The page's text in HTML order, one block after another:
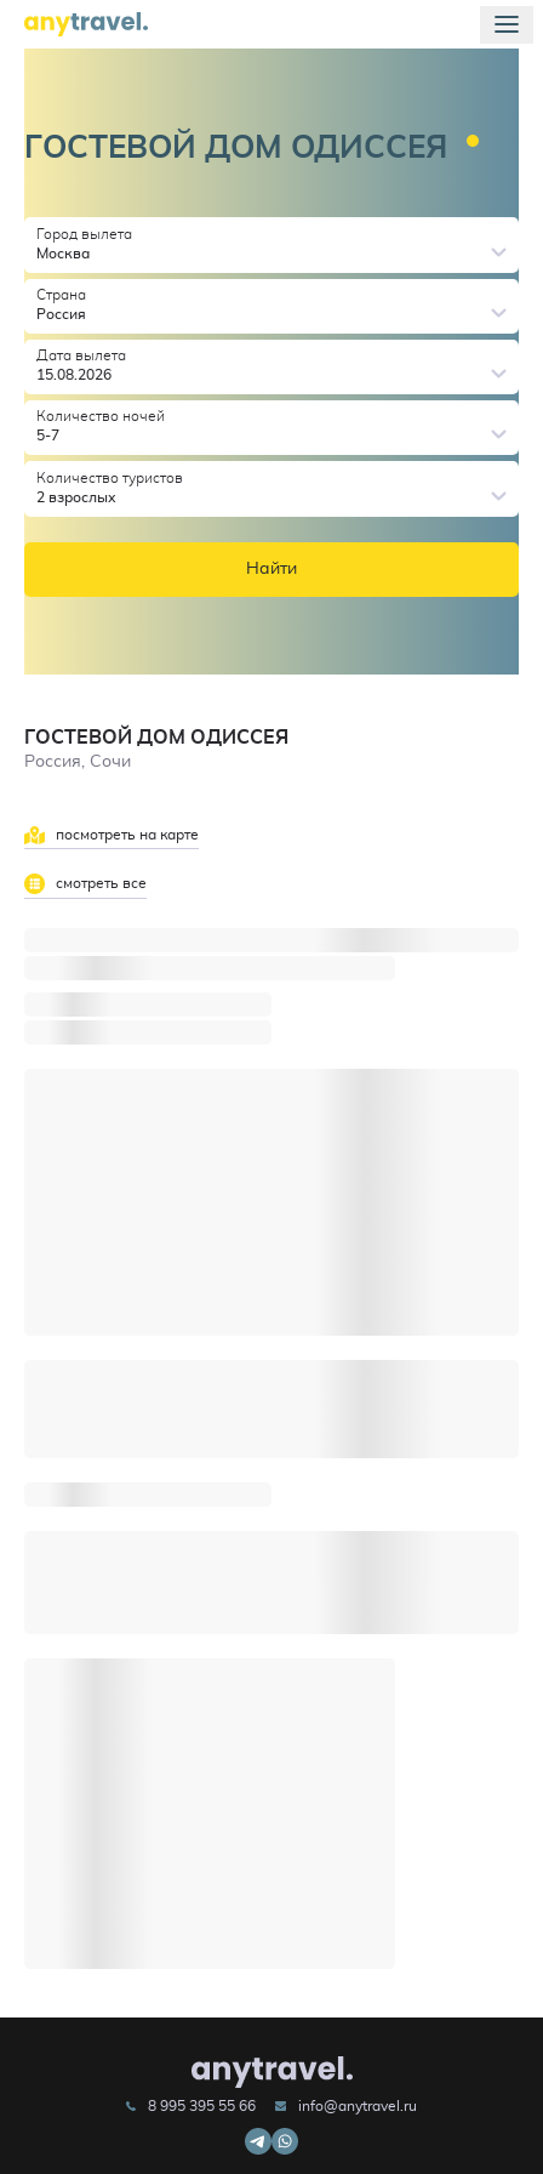
ГОСТЕВОЙ ДОМ ОДИССЕЯ
Город вылета
Москва
Страна
Россия
Дата вылета
15.08.2026
Количество ночей
5-7
Количество туристов
2 взрослых
Найти
ГОСТЕВОЙ ДОМ ОДИССЕЯ
Россия, Сочи
посмотреть на карте
смотреть все
8 995 395 55 66 info@anytravel.ru